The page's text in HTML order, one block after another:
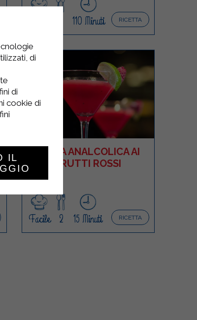
RICETTA
110 Minuti
BIBITA ANALCOLICA AI
FRUTTI ROSSI
RICETTA
Facile 2 15 Minuti
di
di
cookie di
IL